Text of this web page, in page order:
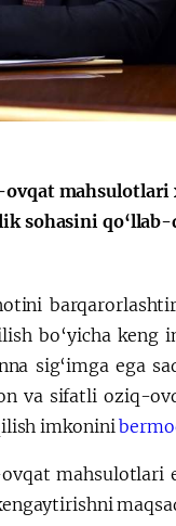
sohasini
bo‘yicha
sig‘imga ega
va sifatli oziq-
imkonini